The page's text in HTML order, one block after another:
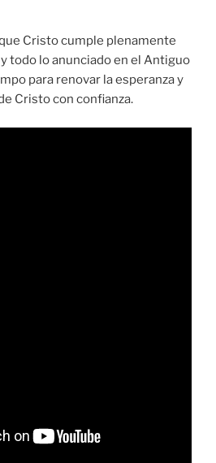
Cristo cumple plenamente
todo lo anunciado en el Antiguo
para renovar la esperanza y
Cristo con confianza.